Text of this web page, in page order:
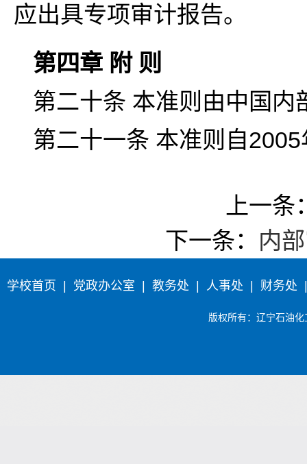
应出具专项审计报告。
第四章 附 则
第二十条 本准则由中国内
第二十一条 本准则自
上一条
下一条： 内
学校首页 党政办公室 教务处 人事处 财务处
版权所有：辽宁石油